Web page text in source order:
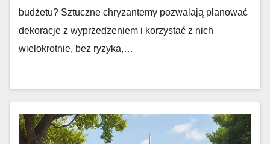
budżetu? Sztuczne chryzantemy pozwalają planować
dekoracje z wyprzedzeniem i korzystać z nich
wielokrotnie, bez ryzyka,…